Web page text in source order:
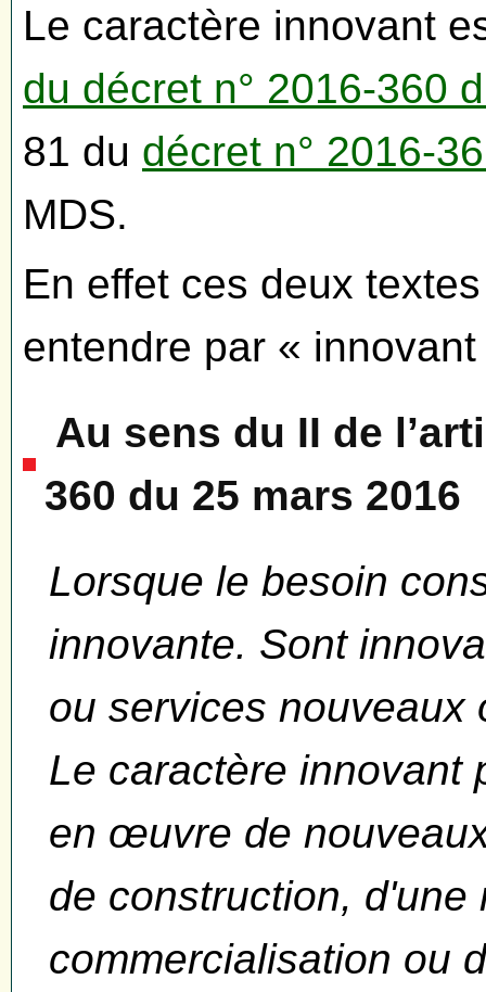
Le caractère innovant
du décret n° 2016-360
81 du décret n° 2016-
MDS.
En effet ces deux
entendre par « innovant
Au sens du II de
360 du 25 mars 2016
Lorsque le besoin
innovante. Sont
ou services nouveaux
Le caractère innovant
en œuvre de
de construction,
commercialisation ou